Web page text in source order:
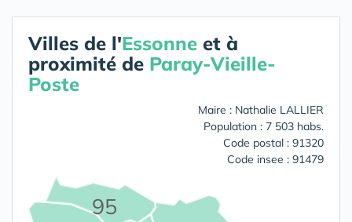
Villes de l'Essonne et à
proximité de Paray-Vieille-
Poste
Maire : Nathalie LALLIER
Population : 7 503 habs.
Code postal : 91320
Code insee : 91479
95